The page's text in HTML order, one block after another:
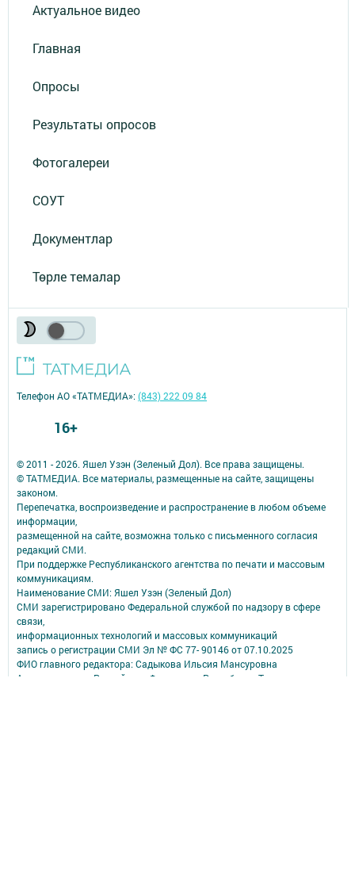
Актуальное видео
Главная
Опросы
Результаты опросов
Фотогалереи
СОУТ
Документлар
Төрле темалар
© 2011 - 2026. Яшел Узэн (Зеленый Дол). Все права защищены.
© ТАТМЕДИА. Все материалы, размещенные на сайте, защищены
законом.
Перепечатка, воспроизведение и распространение в любом объеме
информации,
размещенной на сайте, возможна только с письменного согласия
редакций СМИ.
При поддержке Республиканского агентства по печати и массовым
коммуникациям.
Наименование СМИ: Яшел Узэн (Зеленый Дол)
СМИ зарегистрировано Федеральной службой по надзору в сфере
связи,
информационных технологий и массовых коммуникаций
запись о регистрации СМИ Эл № ФС 77- 90146 от 07.10.2025
ФИО главного редактора: Садыкова Ильсия Мансуровна
Адрес редакции: Российская Федерация, Республика Татарстан,
Телефон АО «ТАТМЕДИА»:(843) 222 09 84
16+